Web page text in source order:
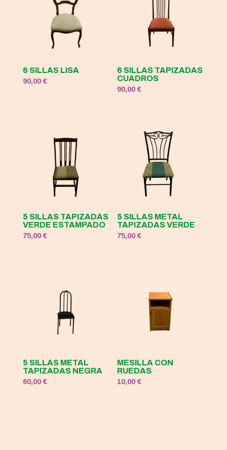
6 SILLAS LISA
90,00 €
6 SILLAS TAPIZADAS
CUADROS
90,00€
5 SILLAS TAPIZADAS
VERDE ESTAMPADO
75,00 €
5 SILLAS METAL
TAPIZADAS VERDE
75,00€
5 SILLAS METAL
TAPIZADAS NEGRA
60,00 €
MESILLA CON
RUEDAS
10,00€